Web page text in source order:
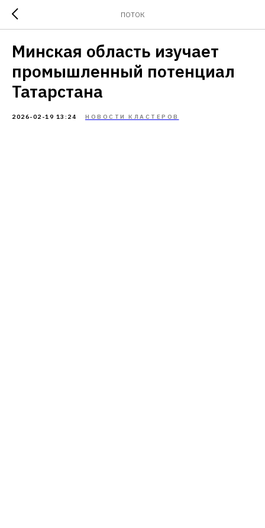
ПОТОК
Минская область изучает
промышленный потенциал
Татарстана
2026-02-19 13:24 НОВОСТИ КЛАСТЕРОВ